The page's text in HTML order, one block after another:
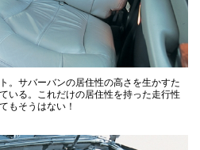
。サバーバンの居住性の高さを生かすた
いる。これだけの居住性を持った走行性
もそうはない！